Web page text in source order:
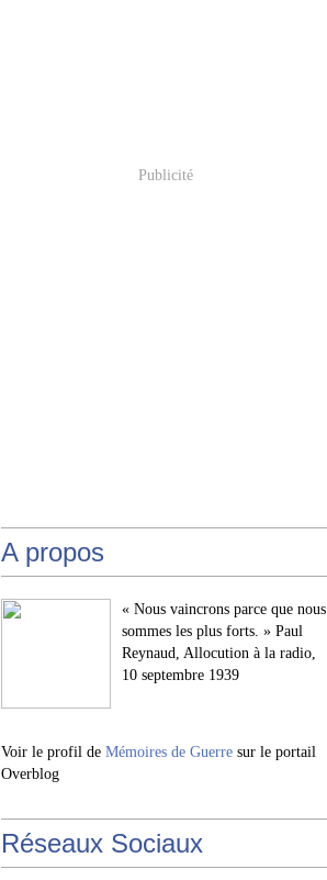
Publicité
A propos
« Nous vaincrons parce que nous
sommes les plus forts. » Paul
Reynaud, Allocution à la radio,
10 septembre 1939
Voir le profil de Mémoires de Guerre sur le portail
Overblog
Réseaux Sociaux